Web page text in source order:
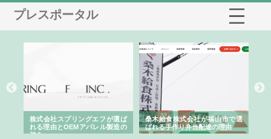
プレスポータル
株式会社スプリングエフが選ば
れる理由とOEMアパレル製造の
強み
桑木給食株式会社が福山市で選
ばれる手作り弁当配達の理由